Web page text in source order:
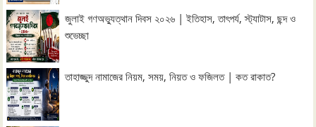
জুলাই গণঅভ্যুত্থান দিবস ২০২৬ | ইতিহাস, তাৎপর্য, স্ট্যাটাস, ছন্দ ও
শুভেচ্ছা
তাহাজ্জুদ নামাজের নিয়ম, সময়, নিয়ত ও ফজিলত | কত রাকাত?